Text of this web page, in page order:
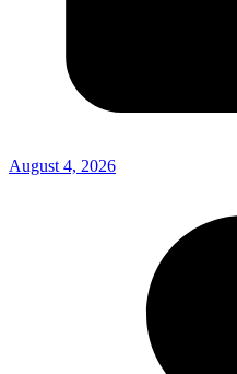
August 4, 2026